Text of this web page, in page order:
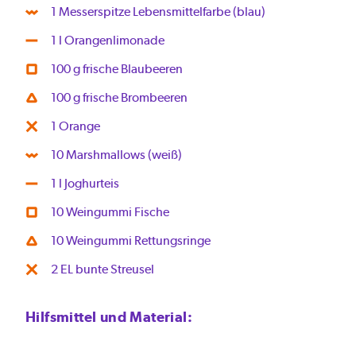
1 Messerspitze Lebensmittelfarbe (blau)
1 l Orangenlimonade
100 g frische Blaubeeren
100 g frische Brombeeren
1 Orange
10 Marshmallows (weiß)
1 l Joghurteis
10 Weingummi Fische
10 Weingummi Rettungsringe
2 EL bunte Streusel
Hilfsmittel und Material: